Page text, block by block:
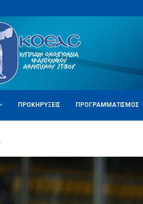
ΠΡΟΚΗΡΎΞΕΙΣ ΠΡΟΓΡΑΜΜΑΤΙΣΜΌΣ